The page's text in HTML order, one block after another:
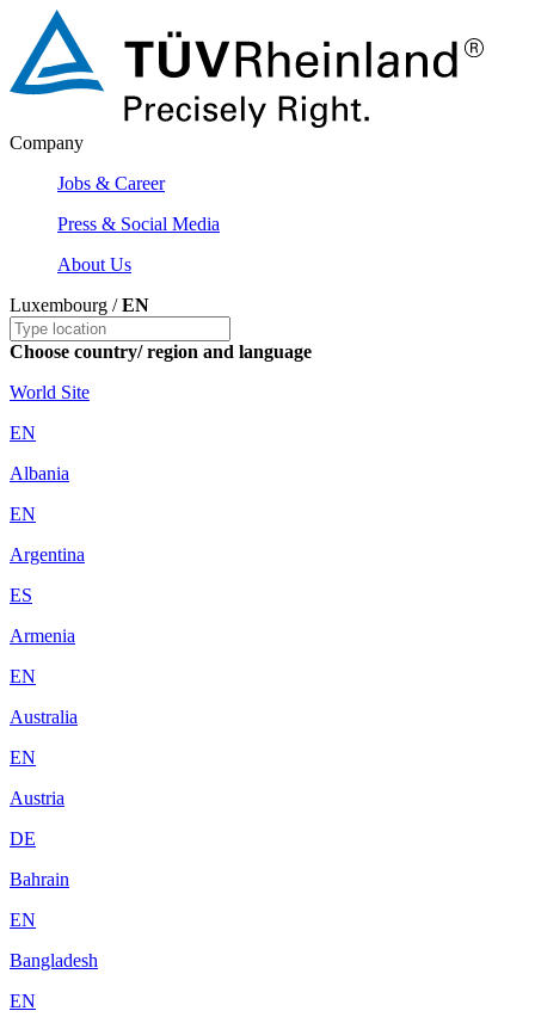
Company
Jobs & Career
Press & Social Media
About Us
Luxembourg /EN
Choose country/ region and language
World Site
EN
Albania
EN
Argentina
ES
Armenia
EN
Australia
EN
Austria
DE
Bahrain
EN
Bangladesh
EN